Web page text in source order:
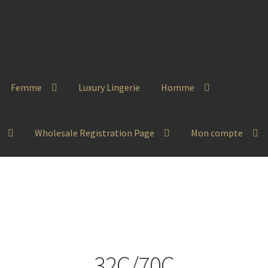
Femme Luxury Lingerie Homme
Wholesale Registration Page Mon compte